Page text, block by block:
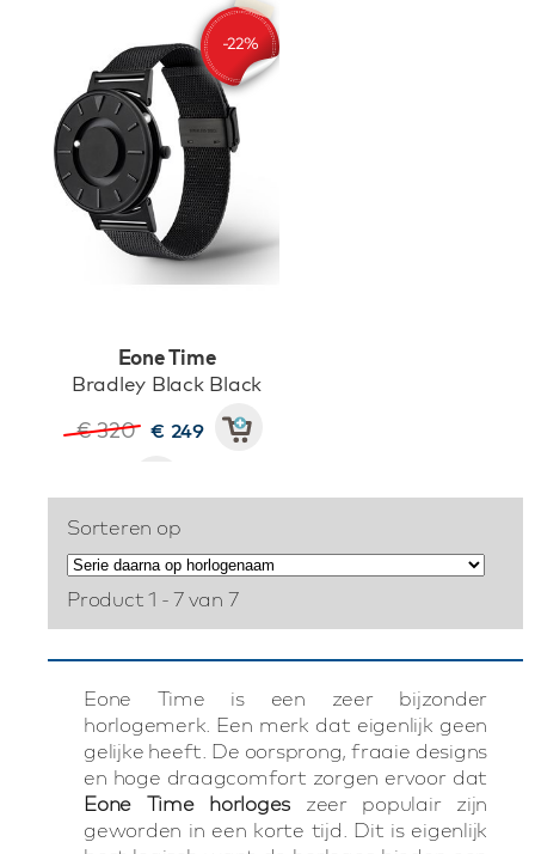
Eone Time
Bradley Black Black
€ 320 € 249
Sorteren op
Product 1 - 7 van 7
Eone Time is een zeer bijzonder
horlogemerk. Een merk dat eigenlijk geen
gelijke heeft. De oorsprong, fraaie designs
en hoge draagcomfort zorgen ervoor dat
Eone Time horloges zeer populair zijn
geworden in een korte tijd. Dit is eigenlijk